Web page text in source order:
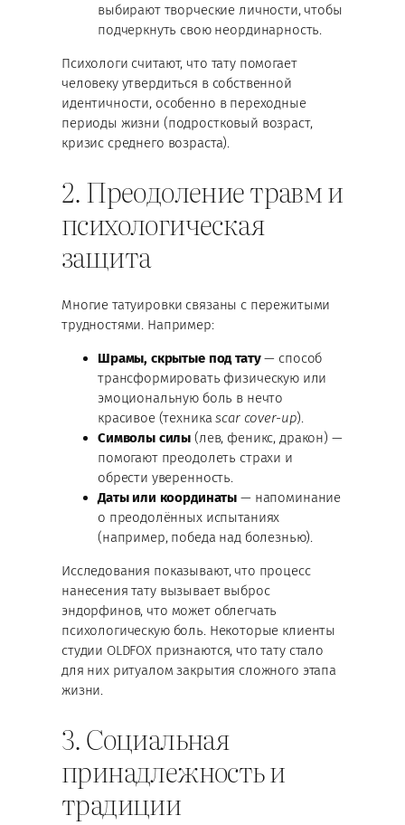
выбирают творческие личности, чтобы
подчеркнуть свою неординарность.
Психологи считают, что тату помогает
человеку утвердиться в собственной
идентичности, особенно в переходные
периоды жизни (подростковый возраст,
кризис среднего возраста).
2. Преодоление травм и
психологическая
защита
Многие татуировки связаны с пережитыми
трудностями. Например:
Шрамы, скрытые под тату— способ
трансформировать физическую или
эмоциональную боль в нечто
красивое (техникаscar cover-up).
Символы силы (лев, феникс, дракон) —
помогают преодолеть страхи и
обрести уверенность.
Даты или координаты — напоминание
о преодолённых испытаниях
(например, победа над болезнью).
Исследования показывают, что процесс
нанесения тату вызывает выброс
эндорфинов, что может облегчать
психологическую боль. Некоторые клиенты
студии OLDFOX признаются, что тату стало
для них ритуалом закрытия сложного этапа
жизни.
3. Социальная
принадлежность и
традиции